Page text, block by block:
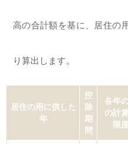
高の合計額を基に、居住の
り算出します。
居住の用に供した
年
控
除
期
間
各年
の計
限